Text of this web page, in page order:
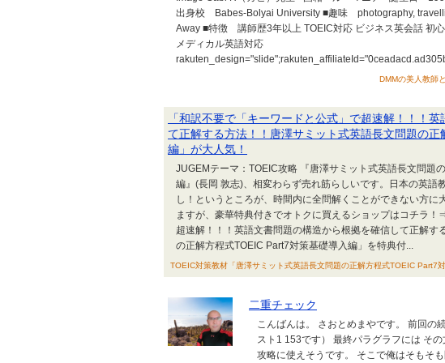
出身校 Babes-Bolyai University ■趣味 photography,
Away ■特徴 講師歴3年以上 TOEIC対応 ビジネス英会話 初
メディカル英語対応
DMMの美人教師
「和訳不要で「キーワードと公式」で超速解！！！
て正解する方法！！唐澤サミット式英語長文問題の
編」が大人気！
JUGEMテーマ：TOEIC攻略 『唐澤サミット式英語長文問題
編』(長岡 敦志)、相変わらず売れ筋らしいです。日本の英語
し！というところが、時間内に全問解くことができない方に
ますが、豪華特典付きでオトクに買えるショップはコチラ
超速解！！！英語文書問題の構造から根拠を確信して正解す
の正解方程式TOEIC Part7対策基礎導入編」を特典付...
TOEIC対策教材「唐澤サミット式英語長文問題の正解方程式TOEIC
二重チェック
こんばんは。 さおとめまやです。 前回の
スト1 153です） 最終パラグラフには そ
攻略に使えそうです。 そこで俺はそもそ